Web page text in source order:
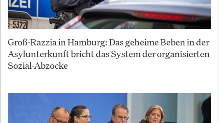
Groß-Razzia in Hamburg: Das geheime Beben in der
Asylunterkunft bricht das System der organisierten
Sozial-Abzocke